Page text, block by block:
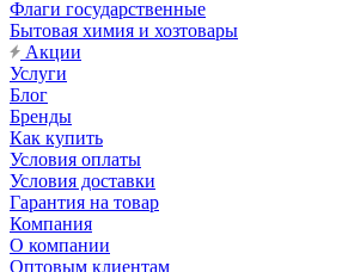
Флаги государственные
Бытовая химия и хозтовары
Акции
Услуги
Блог
Бренды
Как купить
Условия оплаты
Условия доставки
Гарантия на товар
Компания
О компании
Оптовым клиентам